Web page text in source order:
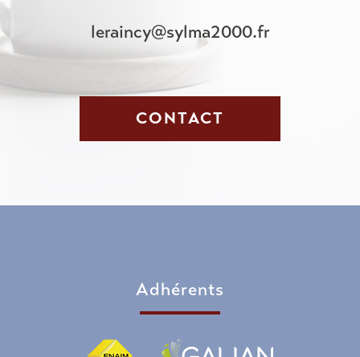
leraincy@sylma2000.fr
CONTACT
adhérents